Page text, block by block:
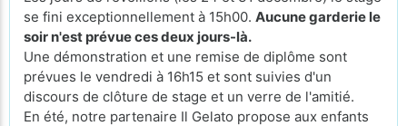
se fini exceptionnellement à 15h00. Aucune garderie le
soir n'est prévue ces deux jours-là.
Une démonstration et une remise de diplôme sont
prévues le vendredi à 16h15 et sont suivies d'un
discours de clôture de stage et un verre de l'amitié.
En été, notre partenaire Il Gelato propose aux enfants